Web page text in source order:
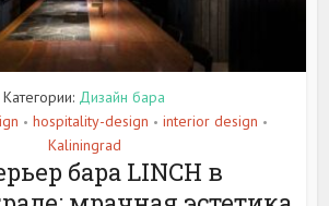
Категории: Дизайн бара
• hospitality-design • interior design •
Kaliningrad
бара LINCH в